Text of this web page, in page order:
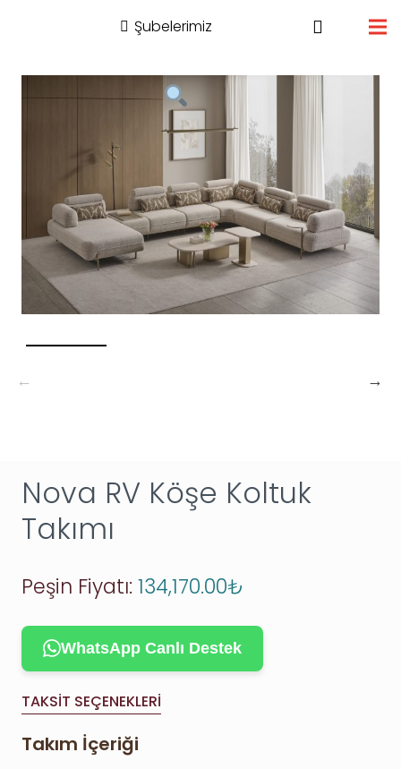
Şubelerimiz
Nova RV Köşe Koltuk
Takımı
Peşin Fiyatı: 134,170.00₺
WhatsApp Canlı Destek
TAKSIT SEÇENEKLERI
Takım İçeriği